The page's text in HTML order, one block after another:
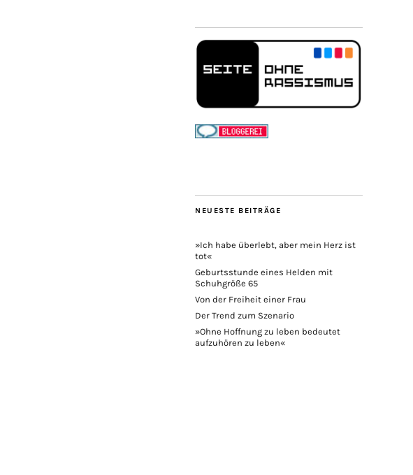
NEUESTE BEITRÄGE
»Ich habe überlebt, aber mein Herz ist
tot«
Geburtsstunde eines Helden mit
Schuhgröße 65
Von der Freiheit einer Frau
Der Trend zum Szenario
»Ohne Hoffnung zu leben bedeutet
aufzuhören zu leben«